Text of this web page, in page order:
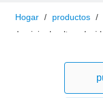
Hogar / productos /
aluminio de alta